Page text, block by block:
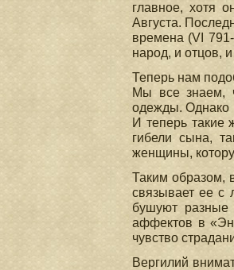
главное, хотя
Августа.
времена (VI
народ, и отцов,
Теперь нам
Мы все знаем,
одежды. Однако
И теперь такие
гибели сына,
женщины,
Таким образом,
связывает ее с
бушуют разные
аффектов в
чувство
Вергилий